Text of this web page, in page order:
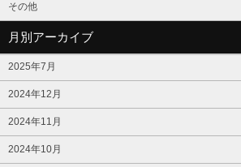
その他
月別アーカイブ
2025年7月
2024年12月
2024年11月
2024年10月